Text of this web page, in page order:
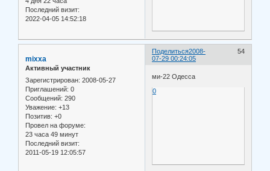
Последний визит:
2022-04-05 14:52:18
Поделиться 54
2008-
07-29 00:24:05
mixxa
Активный участник
Зарегистрирован: 2008-05-27
Приглашений: 0
Сообщений: 290
Уважение: +13
Позитив: +0
Провел на форуме:
23 часа 49 минут
Последний визит:
2011-05-19 12:05:57
ми-22 Одесса
0